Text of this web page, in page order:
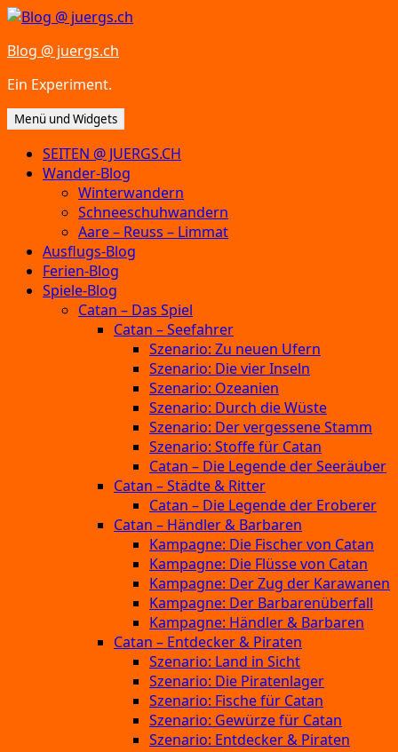
Zum
springen
Blog @ juergs.ch
Ein Experiment.
Menü und Widgets
SEITEN @ JUERGS.CH
Wander-Blog
Winterwandern
Schneeschuhwandern
Aare – Reuss – Limmat
Ausflugs-Blog
Ferien-Blog
Spiele-Blog
Catan – Das Spiel
Catan – Seefahrer
Szenario: Zu neuen Ufern
Szenario: Die vier Inseln
Szenario: Ozeanien
Szenario: Durch die Wüste
Szenario: Der vergessene Stamm
Szenario: Stoffe für Catan
Catan – Die Legende der Seeräuber
Catan – Städte & Ritter
Catan – Die Legende der Eroberer
Catan – Händler & Barbaren
Kampagne: Die Fischer von Catan
Kampagne: Die Flüsse von Catan
Kampagne: Der Zug der Karawanen
Kampagne: Der Barbarenüberfall
Kampagne: Händler & Barbaren
Catan – Entdecker & Piraten
Szenario: Land in Sicht
Szenario: Die Piratenlager
Szenario: Fische für Catan
Szenario: Gewürze für Catan
Szenario: Entdecker & Piraten